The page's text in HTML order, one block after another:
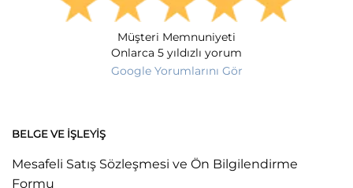
Müşteri Memnuniyeti
Onlarca 5 yıldızlı yorum
Google Yorumlarını Gör
BELGE VE İŞLEYIŞ
Mesafeli Satış Sözleşmesi ve Ön Bilgilendirme
Formu